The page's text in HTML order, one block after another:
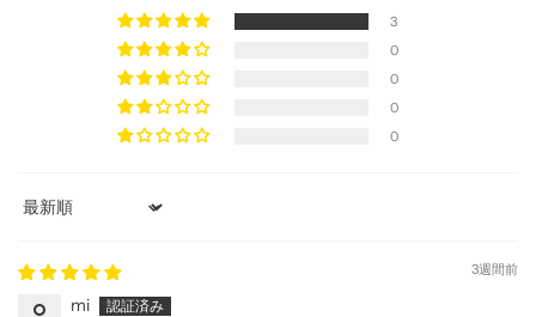
3
0
0
0
0
Sort by
3週間前
mi